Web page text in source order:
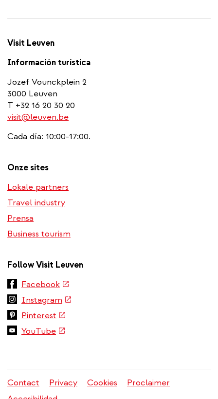
Visit Leuven
Información turística
Jozef Vounckplein 2
3000 Leuven
T +32 16 20 30 20
visit@leuven.be
Cada día: 10:00-17:00.
Onze sites
Lokale partners
Travel industry
Prensa
Business tourism
Follow Visit Leuven
Facebook(link
external)
Instagram (link
is
Pinterest (link
is
YouTube(link
Menú
Contact Privacy Cookies
Proclaimer